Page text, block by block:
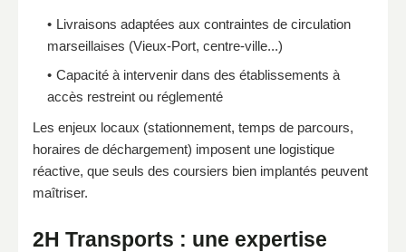
Livraisons adaptées aux contraintes de circulation
marseillaises (Vieux-Port, centre-ville...)
Capacité à intervenir dans des établissements à
accès restreint ou réglementé
Les enjeux locaux (stationnement, temps de parcours,
horaires de déchargement) imposent une logistique
réactive, que seuls des coursiers bien implantés peuvent
maîtriser.
2H Transports : une expertise